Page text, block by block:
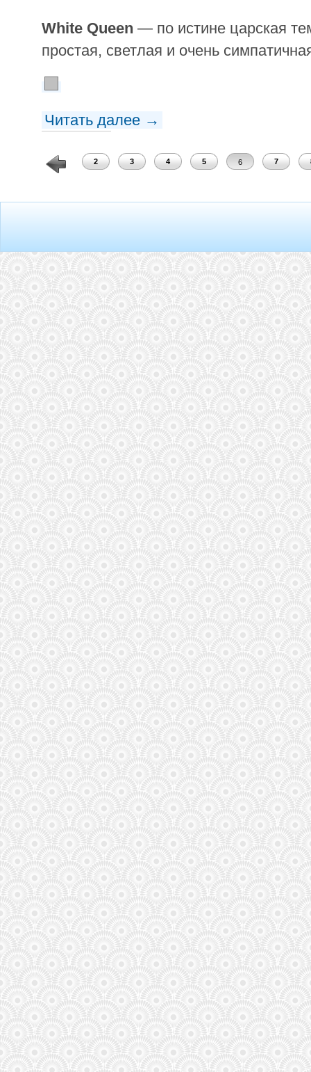
White Queen — по истине царская
простая, светлая и очень
Читать далее →
1 2 3 4 5 6 7